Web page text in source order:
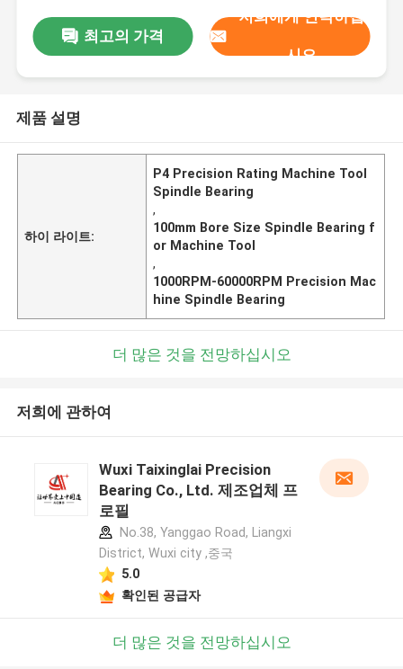
최고의 가격
저희에게 연락하십
시오
제품 설명
하이 라이트:
P4 Precision Rating Machine Tool
Spindle Bearing
,
100mm Bore Size Spindle Bearing f
or Machine Tool
,
1000RPM-60000RPM Precision Mac
hine Spindle Bearing
더 많은 것을 전망하십시오
저희에 관하여
Wuxi Taixinglai Precision
Bearing Co., Ltd. 제조업체 프
로필
No.38, Yanggao Road, Liangxi
District, Wuxi city ,중국
5.0
확인된 공급자
더 많은 것을 전망하십시오